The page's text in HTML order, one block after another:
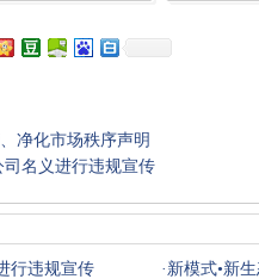
净化市场秩序声明
名义进行违规宣传
行违规宣传 · 新模式•新